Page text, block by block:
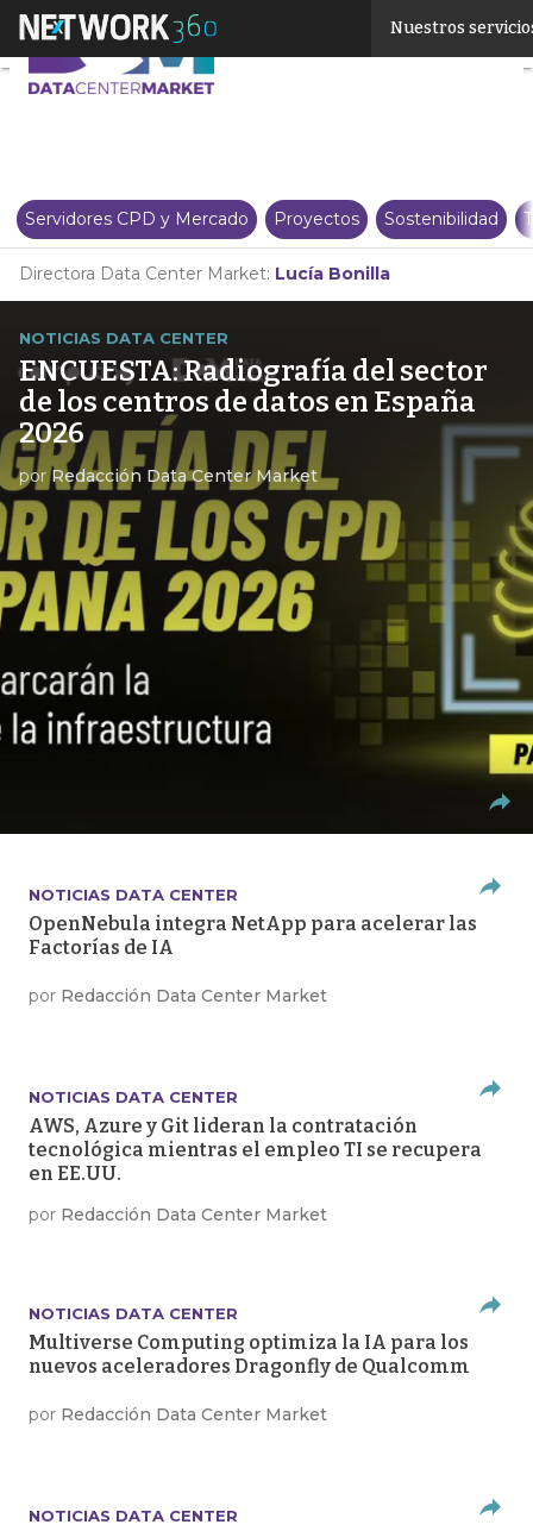
Nuestros
Servidores CPD y Mercado Proyectos Sostenibilidad
Directora Data Center Market: Lucía Bonilla
NOTICIAS DATA CENTER
ENCUESTA: Radiografía del sector
de los centros de datos en España
2026
porRedacción Data Center Market
NOTICIAS DATA CENTER
OpenNebula integra NetApp para acelerar las
Factorías de IA
por Redacción Data Center Market
NOTICIAS DATA CENTER
AWS, Azure y Git lideran la contratación
tecnológica mientras el empleo TI se recupera
en EE.UU.
por Redacción Data Center Market
NOTICIAS DATA CENTER
Multiverse Computing optimiza la IA para los
nuevos aceleradores Dragonfly de Qualcomm
por Redacción Data Center Market
NOTICIAS DATA CENTER